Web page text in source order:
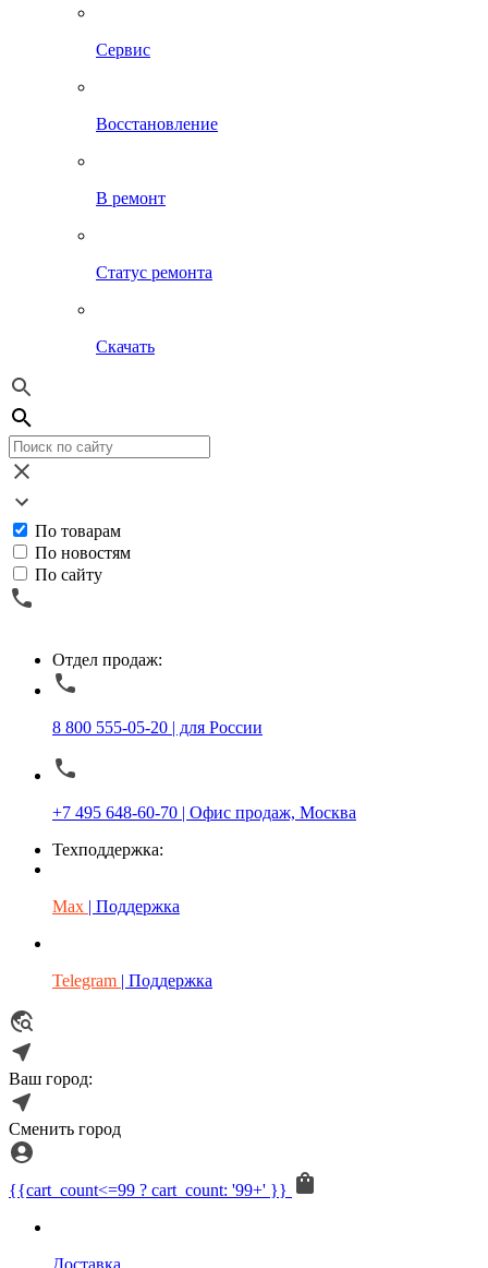
Сервис
Восстановление
В ремонт
Статус ремонта
Скачать
По товарам
По новостям
По сайту
Отдел продаж:
8 800 555-05-20 | для России
+7 495 648-60-70 | Офис продаж, Москва
Техподдержка:
Max | Поддержка
Telegram | Поддержка
Ваш город:
Сменить город
{{cart_count<=99 ? cart_count: '99+' }}
Доставка